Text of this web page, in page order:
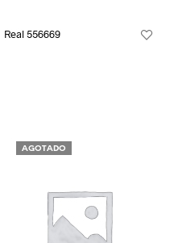
Real 556669
AGOTADO